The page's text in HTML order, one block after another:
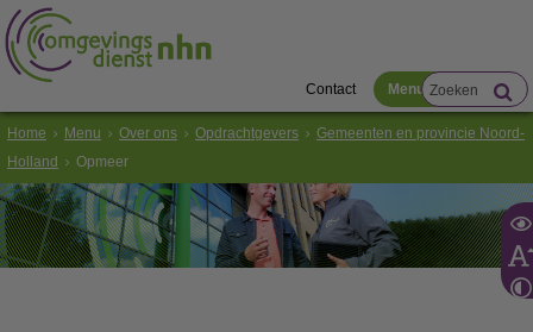
Contact Menu
Home Menu Over ons Opdrachtgevers
Gemeenten en provincie Noord-
Holland
Opmeer